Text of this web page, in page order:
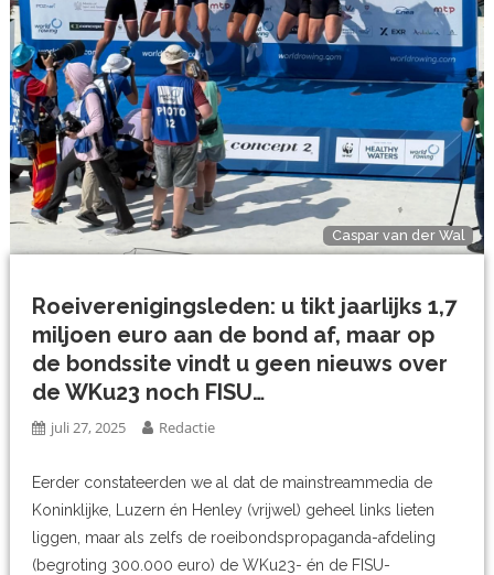
Caspar van der Wal
Roeiverenigingsleden: u tikt jaarlijks 1,7
miljoen euro aan de bond af, maar op
de bondssite vindt u geen nieuws over
de WKu23 noch FISU…
juli 27, 2025 Redactie
Eerder constateerden we al dat de mainstreammedia de
Koninklijke, Luzern én Henley (vrijwel) geheel links lieten
liggen, maar als zelfs de roeibondspropaganda-afdeling
(begroting 300.000 euro) de WKu23- én de FISU-